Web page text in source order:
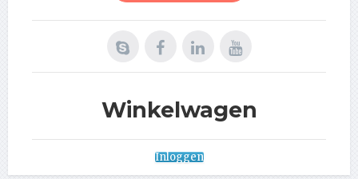
Winkelwagen
Inloggen